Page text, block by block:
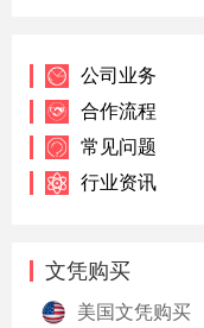
公司业务
合作流程
常见问题
行业资讯
文凭购买
美国文凭购买